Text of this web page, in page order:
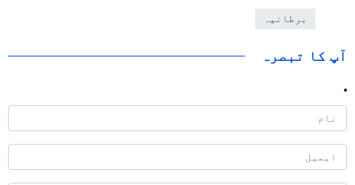
برطانیہ
آپ کا تبصرہ